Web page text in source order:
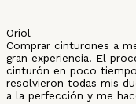
Oriol
Comprar cinturones a
gran experiencia. El
cinturón en poco
resolvieron todas mis
a la perfección y me